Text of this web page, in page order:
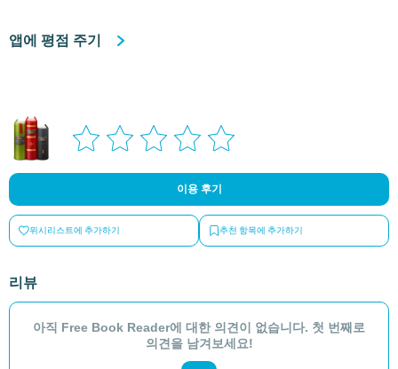
앱에 평점 주기
이용 후기
위시리스트에 추가하기 추천 항목에 추가하기
리뷰
아직 Free Book Reader에 대한 의견이 없습니다. 첫 번째로
의견을 남겨보세요!